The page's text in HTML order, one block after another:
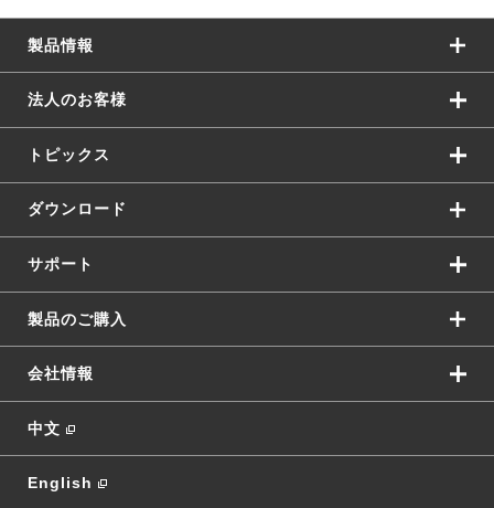
製品情報
法人のお客様
トピックス
ダウンロード
サポート
製品のご購入
会社情報
中文
English